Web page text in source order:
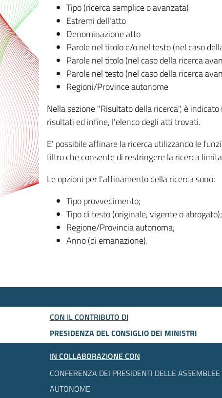
Tipo (ricerca semplice o avanzata)
Estremi dell'atto
Denominazione atto
Parole nel titolo e/o nel testo (nel caso
Parole nel titolo (nel caso della ricerca
Parole nel testo (nel caso della ricerca
Regioni/Province autonome
Nella sezione "Risultato della ricerca", è
risultati ed infine, l'elenco degli atti trovati.
E' possibile affinare la ricerca utilizzando le
filtro che consente di restringere la ricerca
Le opzioni per l'affinamento della ricerca sono:
Tipo provvedimento;
Tipo di testo (originale, vigente o abrogato);
Regione/Provincia autonoma;
Anno (di emanazione).
CON IL CONTRIBUTO DI
PRESIDENZA DEL CONSIGLIO DEI MINISTRI
IN COLLABORAZIONE CON
CONFERENZA DEI PRESIDENTI DELLE
AUTONOME